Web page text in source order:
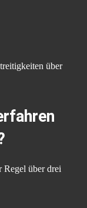
über
über drei